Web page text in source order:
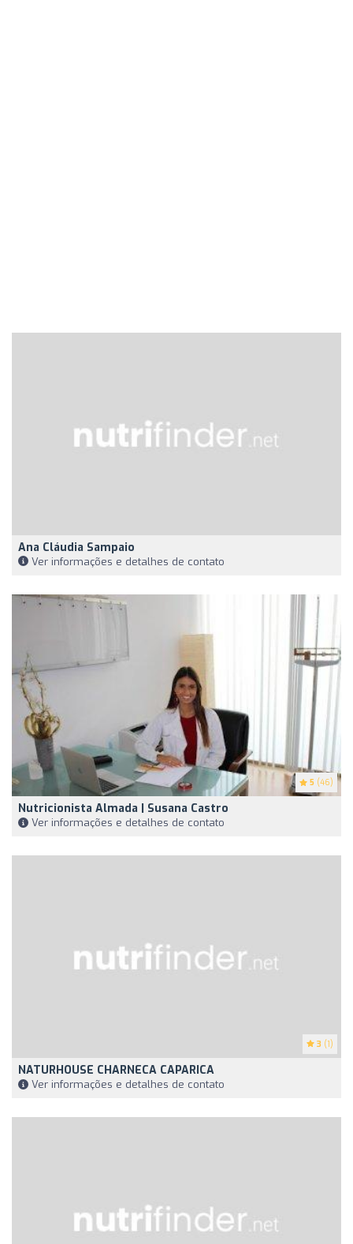
Ana Cláudia Sampaio
Ver informações e detalhes de contato
5 (46)
Nutricionista Almada | Susana Castro
Ver informações e detalhes de contato
3 (1)
NATURHOUSE CHARNECA CAPARICA
Ver informações e detalhes de contato